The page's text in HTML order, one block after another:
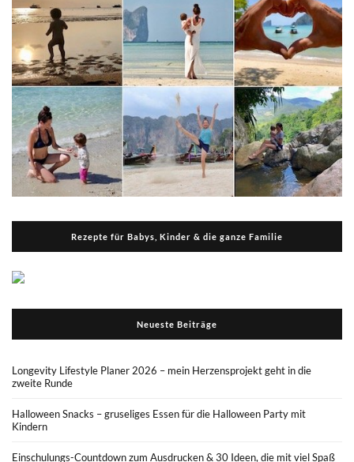
Rezepte für Babys, Kinder & die ganze Familie
Neueste Beiträge
Longevity Lifestyle Planer 2026 – mein Herzensprojekt geht in die
zweite Runde
Halloween Snacks – gruseliges Essen für die Halloween Party mit
Kindern
Einschulungs-Countdown zum Ausdrucken & 30 Ideen, die mit viel Spaß